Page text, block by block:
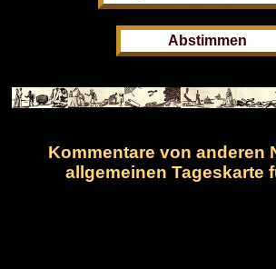
Kommentare von anderen
allgemeinen Tageskarte